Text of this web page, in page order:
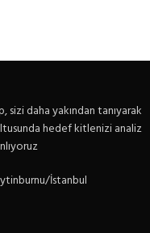
sizi daha yakından tanıyarak
hedef kitlenizi analiz
İstanbul